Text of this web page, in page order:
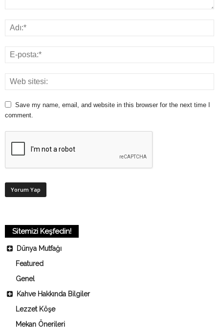
Save my name, email, and website in this browser for the next time I
comment.
Sitemizi Keşfedin!
Dünya Mutfağı
Featured
Genel
Kahve Hakkında Bilgiler
Lezzet Köşe
Mekan Önerileri